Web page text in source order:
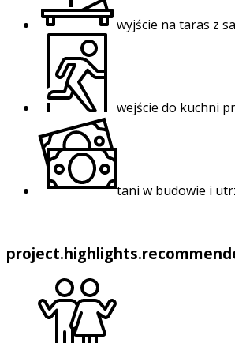
wyjście na taras z
wejście do kuchni
tani w budowie i